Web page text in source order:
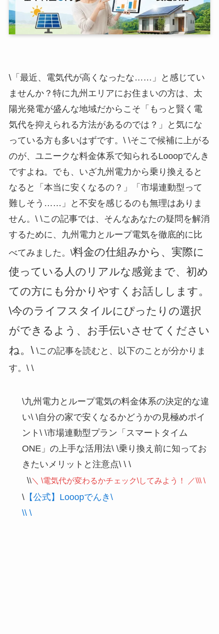
\「最近、電気代が高くなったな……」と感じてい
ませんか？特に九州エリアにお住まいの方は、太
陽光発電が盛んな地域だからこそ「もっと賢く電
気代を抑えられる方法があるのでは？」と気にな
っている方も多いはずです。\\そこで候補に上がる
のが、ユニークな料金体系で知られるLooopでんき
ですよね。でも、いざ九州電力から乗り換えると
なると「本当に安くなるの？」「市場連動型って
難しそう……」と不安を感じるのも無理はありま
せん。\\この記事では、そんなあなたの疑問を解消
するために、九州電力とループ電気を徹底的に比
べてみました。\料金の仕組みから、実際に
使っている人のリアルな感覚まで、初め
ての方にも分かりやすくお話しします。
\今のライフスタイルにぴったりの選択
ができるよう、お手伝いさせてください
ね。\\この記事を読むと、以下のことが分かりま
す。\\
\九州電力とループ電気の料金体系の決定的な違
い\\自分の家で安くなるかどうかの見極めポイ
ント\\市場連動型プラン「スマートタイム
ONE」の上手な活用法\\乗り換え前に知ってお
きたいメリットと注意点\\ \
\\＼ \電気代が変わるかチェック\してみよう！ ／\\\ \
\【公式】Looopでんき\
\\ \